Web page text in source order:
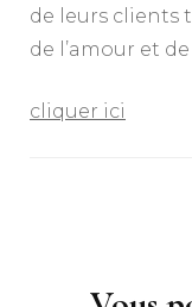
de leurs clients
de l’amour et
cliquer ici